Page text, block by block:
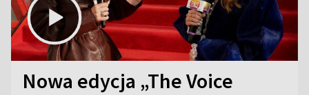
Nowa edycja „The Voice